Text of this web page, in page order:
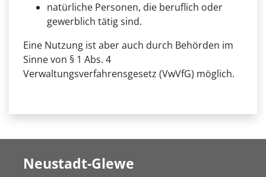
natürliche Personen, die beruflich oder
gewerblich tätig sind.
Eine Nutzung ist aber auch durch Behörden im
Sinne von § 1 Abs. 4
Verwaltungsverfahrensgesetz (VwVfG) möglich.
Neustadt-Glewe